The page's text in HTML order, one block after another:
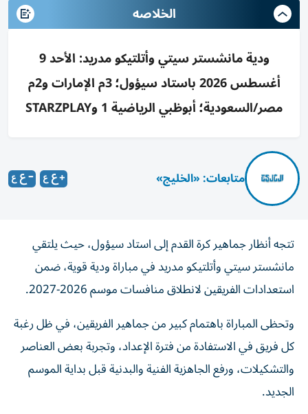
الخلاصه
ودية مانشستر سيتي وأتلتيكو مدريد: الأحد 9
أغسطس 2026 باستاد سيؤول؛ 3م الإمارات و2م
مصر/السعودية؛ أبوظبي الرياضية 1 وSTARZPLAY
متابعات: «الخليج»
تتجه أنظار جماهير كرة القدم إلى استاد سيؤول، حيث يلتقي
مانشستر سيتي وأتلتيكو مدريد في مباراة ودية قوية، ضمن
استعدادات الفريقين لانطلاق منافسات موسم 2026-2027.
وتحظى المباراة باهتمام كبير من جماهير الفريقين، في ظل رغبة
كل فريق في الاستفادة من فترة الإعداد، وتجربة بعض العناصر
والتشكيلات، ورفع الجاهزية الفنية والبدنية قبل بداية الموسم
الجديد.